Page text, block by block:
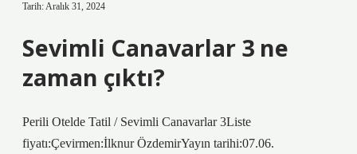
Tarih: Aralık 31, 2024
Sevimli Canavarlar 3 ne
zaman çıktı?
Perili Otelde Tatil / Sevimli Canavarlar 3Liste
fiyatı:Çevirmen:İlknur ÖzdemirYayın tarihi:07.06.